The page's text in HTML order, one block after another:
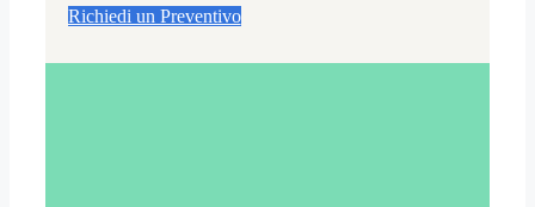
Richiedi un Preventivo